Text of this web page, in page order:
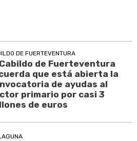
DE FUERTEVENTURA
de Fuerteventura
que está abierta la
de ayudas al
primario por casi 3
de euros